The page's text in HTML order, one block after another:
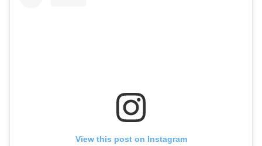
View this post on Instagram